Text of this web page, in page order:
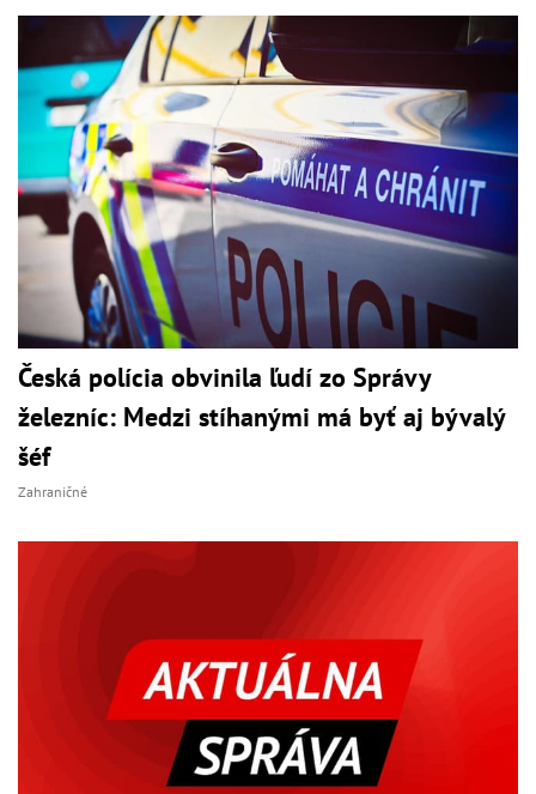
Česká polícia obvinila ľudí zo Správy
železníc: Medzi stíhanými má byť aj bývalý
šéf
Zahraničné